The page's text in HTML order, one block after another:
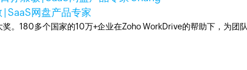
| SaaS网盘产品专家
。180多个国家的10万+企业在Zoho WorkDrive的帮助下，为团